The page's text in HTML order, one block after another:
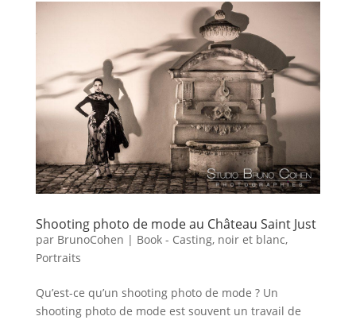
Shooting photo de mode au Château Saint Just
par BrunoCohen | Book - Casting, noir et blanc,
Portraits
Qu’est-ce qu’un shooting photo de mode ? Un
shooting photo de mode est souvent un travail de